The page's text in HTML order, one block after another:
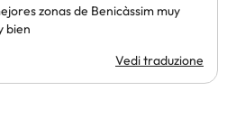
zonas de Benicàssim muy
bien
Vedi traduzione